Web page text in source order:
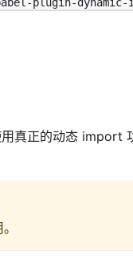
真正的动态 import